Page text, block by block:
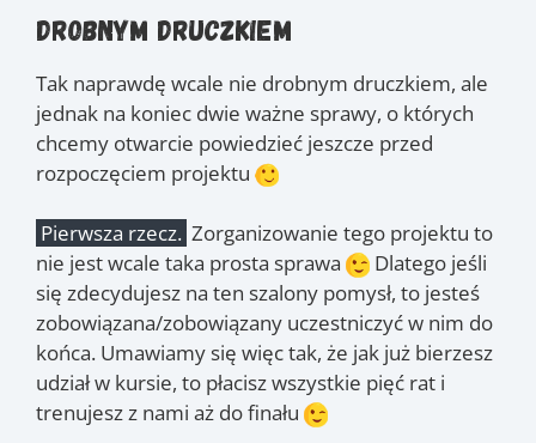
Drobnym druczkiem
Tak naprawdę wcale nie drobnym druczkiem, ale
jednak na koniec dwie ważne sprawy, o których
chcemy otwarcie powiedzieć jeszcze przed
rozpoczęciem projektu
Pierwsza rzecz. Zorganizowanie tego projektu to
nie jest wcale taka prosta sprawa
Dlatego jeśli
się zdecydujesz na ten szalony pomysł, to jesteś
zobowiązana/zobowiązany uczestniczyć w nim do
końca. Umawiamy się więc tak, że jak już bierzesz
udział w kursie, to płacisz wszystkie pięć rat i
trenujesz z nami aż do finału